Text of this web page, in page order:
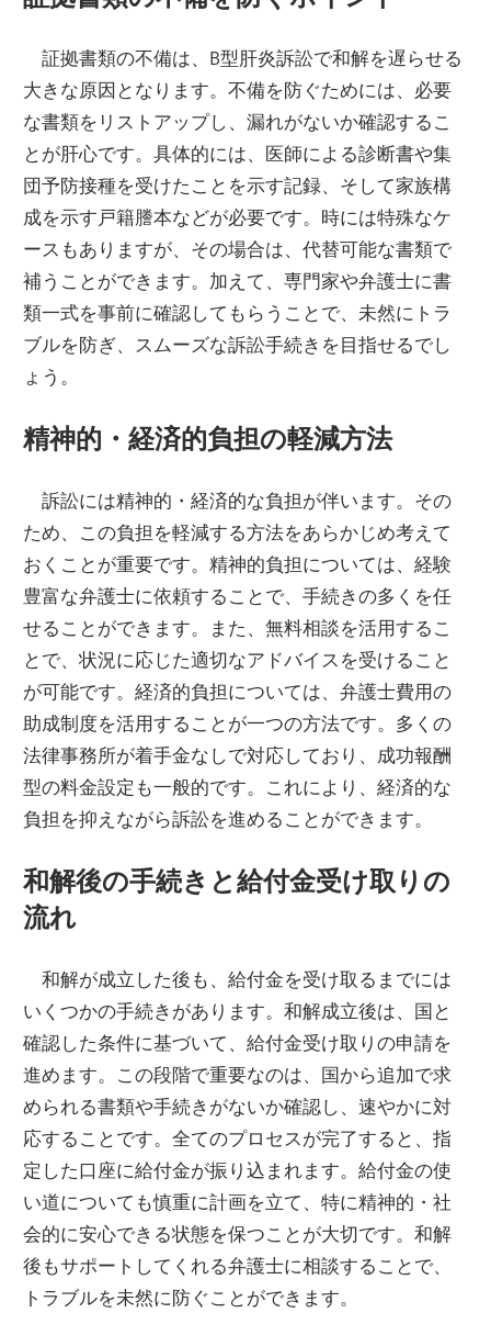
証拠書類の不備は、B型肝炎訴訟で和解を遅らせる
大きな原因となります。不備を防ぐためには、必要
な書類をリストアップし、漏れがないか確認するこ
とが肝心です。具体的には、医師による診断書や集
団予防接種を受けたことを示す記録、そして家族構
成を示す戸籍謄本などが必要です。時には特殊なケ
ースもありますが、その場合は、代替可能な書類で
補うことができます。加えて、専門家や弁護士に書
類一式を事前に確認してもらうことで、未然にトラ
ブルを防ぎ、スムーズな訴訟手続きを目指せるでし
ょう。
精神的・経済的負担の軽減方法
訴訟には精神的・経済的な負担が伴います。その
ため、この負担を軽減する方法をあらかじめ考えて
おくことが重要です。精神的負担については、経験
豊富な弁護士に依頼することで、手続きの多くを任
せることができます。また、無料相談を活用するこ
とで、状況に応じた適切なアドバイスを受けること
が可能です。経済的負担については、弁護士費用の
助成制度を活用することが一つの方法です。多くの
法律事務所が着手金なしで対応しており、成功報酬
型の料金設定も一般的です。これにより、経済的な
負担を抑えながら訴訟を進めることができます。
和解後の手続きと給付金受け取りの
流れ
和解が成立した後も、給付金を受け取るまでには
いくつかの手続きがあります。和解成立後は、国と
確認した条件に基づいて、給付金受け取りの申請を
進めます。この段階で重要なのは、国から追加で求
められる書類や手続きがないか確認し、速やかに対
応することです。全てのプロセスが完了すると、指
定した口座に給付金が振り込まれます。給付金の使
い道についても慎重に計画を立て、特に精神的・社
会的に安心できる状態を保つことが大切です。和解
後もサポートしてくれる弁護士に相談することで、
トラブルを未然に防ぐことができます。